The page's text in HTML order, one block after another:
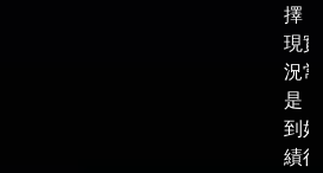
擇
現
況常
是
到
績